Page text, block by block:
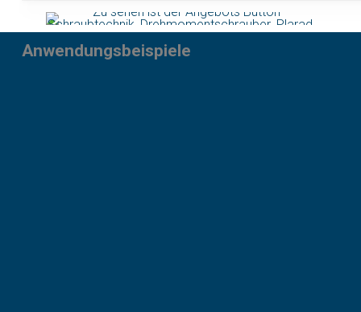
Anwendungsbeispiele